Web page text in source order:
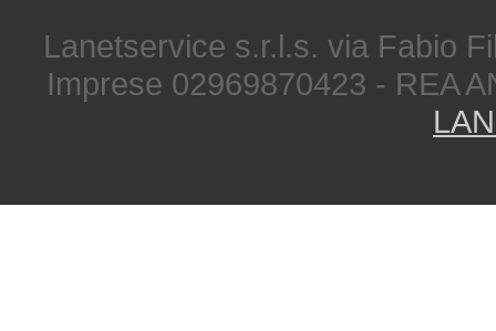
Lanetservice s.r.l.s. via Fabio
Imprese 02969870423 - REA